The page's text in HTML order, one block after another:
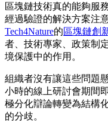
區塊鏈技術真的能夠服
經過驗證的解決方案注
Tech4Nature的區塊鏈創
者、技術專家、政策制
境保護中的作用。
組織者沒有讓這些問題
小時的線上研討會期間
極分化辯論轉變為結構
的分歧。